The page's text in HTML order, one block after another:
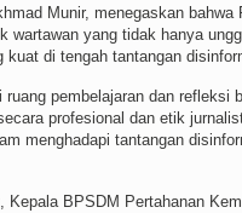
Munir, menegaskan
wartawan yang tidak hanya
kuat di tengah tantangan
ruang pembelajaran dan refleksi
profesional dan etik
menghadapi tantangan
Kepala BPSDM Pertahanan